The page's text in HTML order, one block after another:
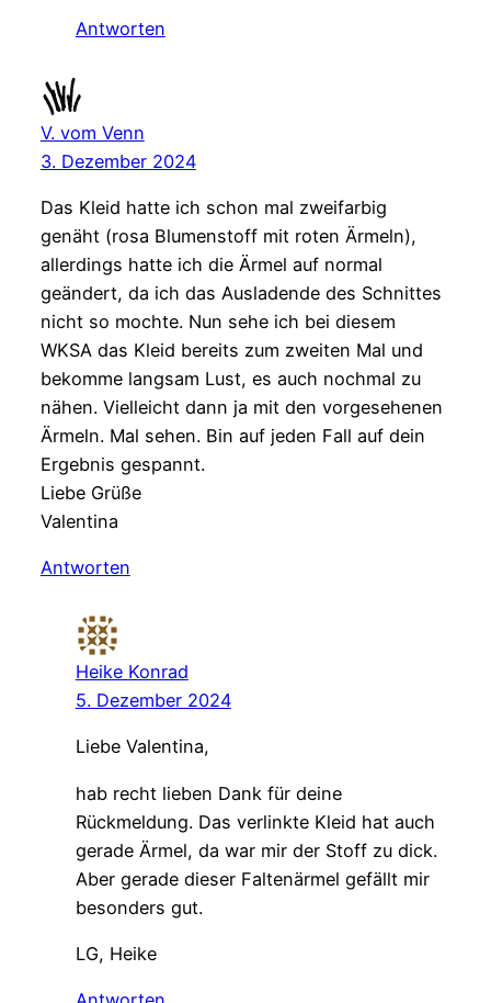
Antworten
V. vom Venn
3. Dezember 2024
Das Kleid hatte ich schon mal zweifarbig
genäht (rosa Blumenstoff mit roten Ärmeln),
allerdings hatte ich die Ärmel auf normal
geändert, da ich das Ausladende des Schnittes
nicht so mochte. Nun sehe ich bei diesem
WKSA das Kleid bereits zum zweiten Mal und
bekomme langsam Lust, es auch nochmal zu
nähen. Vielleicht dann ja mit den vorgesehenen
Ärmeln. Mal sehen. Bin auf jeden Fall auf dein
Ergebnis gespannt.
Liebe Grüße
Valentina
Antworten
Heike Konrad
5. Dezember 2024
Liebe Valentina,
hab recht lieben Dank für deine
Rückmeldung. Das verlinkte Kleid hat auch
gerade Ärmel, da war mir der Stoff zu dick.
Aber gerade dieser Faltenärmel gefällt mir
besonders gut.
LG, Heike